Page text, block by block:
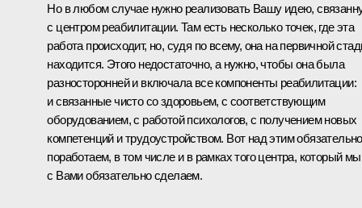
Но в любом случае нужно реализовать Вашу идею,
с центром реабилитации. Там есть несколько точек, где эта
работа происходит, но, судя по всему, она на первичной
находится. Этого недостаточно, а нужно, чтобы она была
разносторонней и включала все компоненты реабилитации:
и связанные чисто со здоровьем, с соответствующим
оборудованием, с работой психологов, с получением новых
компетенций и трудоустройством. Вот над этим обязательно
поработаем, в том числе и в рамках того центра, который мы
с Вами обязательно сделаем.